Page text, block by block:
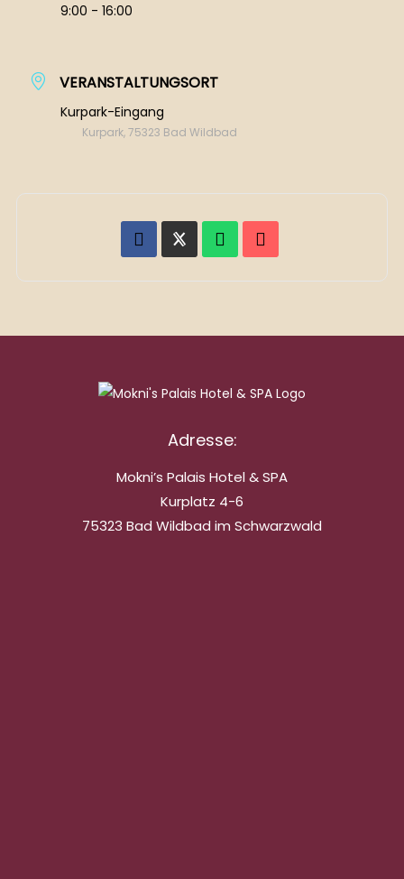
9:00 - 16:00
VERANSTALTUNGSORT
Kurpark-Eingang
Kurpark, 75323 Bad Wildbad
Adresse:
Mokni’s Palais Hotel & SPA
Kurplatz 4-6
75323 Bad Wildbad im Schwarzwald